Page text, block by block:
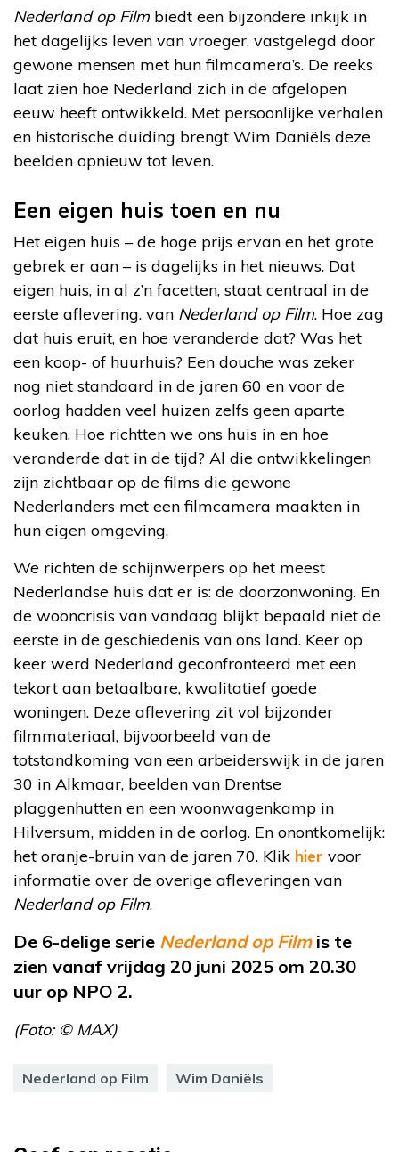
Nederland op Film biedt een bijzondere inkijk in
het dagelijks leven van vroeger, vastgelegd door
gewone mensen met hun filmcamera’s. De reeks
laat zien hoe Nederland zich in de afgelopen
eeuw heeft ontwikkeld. Met persoonlijke verhalen
en historische duiding brengt Wim Daniëls deze
beelden opnieuw tot leven.
Een eigen huis toen en nu
Het eigen huis – de hoge prijs ervan en het grote
gebrek er aan – is dagelijks in het nieuws. Dat
eigen huis, in al z’n facetten, staat centraal in de
eerste aflevering. van Nederland op Film. Hoe zag
dat huis eruit, en hoe veranderde dat? Was het
een koop- of huurhuis? Een douche was zeker
nog niet standaard in de jaren 60 en voor de
oorlog hadden veel huizen zelfs geen aparte
keuken. Hoe richtten we ons huis in en hoe
veranderde dat in de tijd? Al die ontwikkelingen
zijn zichtbaar op de films die gewone
Nederlanders met een filmcamera maakten in
hun eigen omgeving.
We richten de schijnwerpers op het meest
Nederlandse huis dat er is: de doorzonwoning. En
de wooncrisis van vandaag blijkt bepaald niet de
eerste in de geschiedenis van ons land. Keer op
keer werd Nederland geconfronteerd met een
tekort aan betaalbare, kwalitatief goede
woningen. Deze aflevering zit vol bijzonder
filmmateriaal, bijvoorbeeld van de
totstandkoming van een arbeiderswijk in de jaren
30 in Alkmaar, beelden van Drentse
plaggenhutten en een woonwagenkamp in
Hilversum, midden in de oorlog. En onontkomelijk:
het oranje-bruin van de jaren 70. Klik hier voor
informatie over de overige afleveringen van
Nederland op Film.
De 6-delige serie Nederland op Filmis te
zien vanaf vrijdag 20 juni 2025 om 20.30
uur op NPO 2.
(Foto: © MAX)
Nederland op Film Wim Daniëls